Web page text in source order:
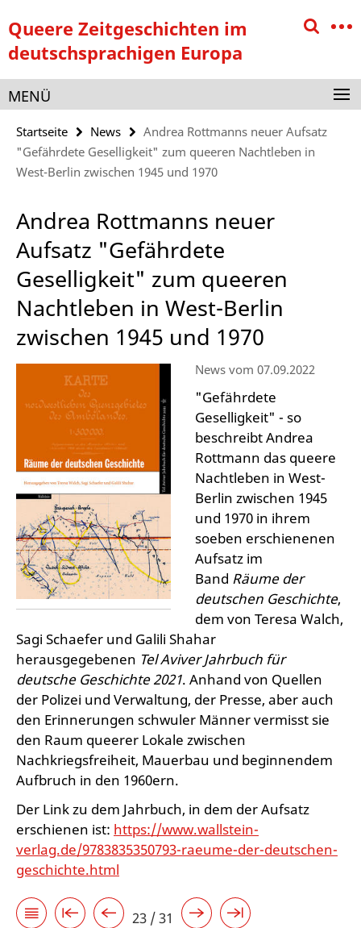
direkt
zu
Queere Zeitgeschichten im
deutschsprachigen Europa
Service-
Navigation
MENÜ
Startseite News
Andrea Rottmanns neuer Aufsatz
"Gefährdete Geselligkeit" zum queeren Nachtleben in
West-Berlin zwischen 1945 und 1970
Andrea Rottmanns neuer
Aufsatz "Gefährdete
Geselligkeit" zum queeren
Nachtleben in West-Berlin
zwischen 1945 und 1970
News vom 07.09.2022
"Gefährdete
Geselligkeit" - so
beschreibt Andrea
Rottmann das queere
Nachtleben in West-
Berlin zwischen 1945
und 1970 in ihrem
soeben erschienenen
Aufsatz im
Band Räume der
deutschen Geschichte,
dem von Teresa Walch,
Sagi Schaefer und Galili Shahar
herausgegebenen Tel Aviver Jahrbuch für
deutsche Geschichte 2021. Anhand von Quellen
der Polizei und Verwaltung, der Presse, aber auch
den Erinnerungen schwuler Männer vermisst sie
den Raum queerer Lokale zwischen
Nachkriegsfreiheit, Mauerbau und beginnendem
Aufbruch in den 1960ern.
Der Link zu dem Jahrbuch, in dem der Aufsatz
erschienen ist: https://www.wallstein-
verlag.de/9783835350793-raeume-der-deutschen-
geschichte.html
23 / 31